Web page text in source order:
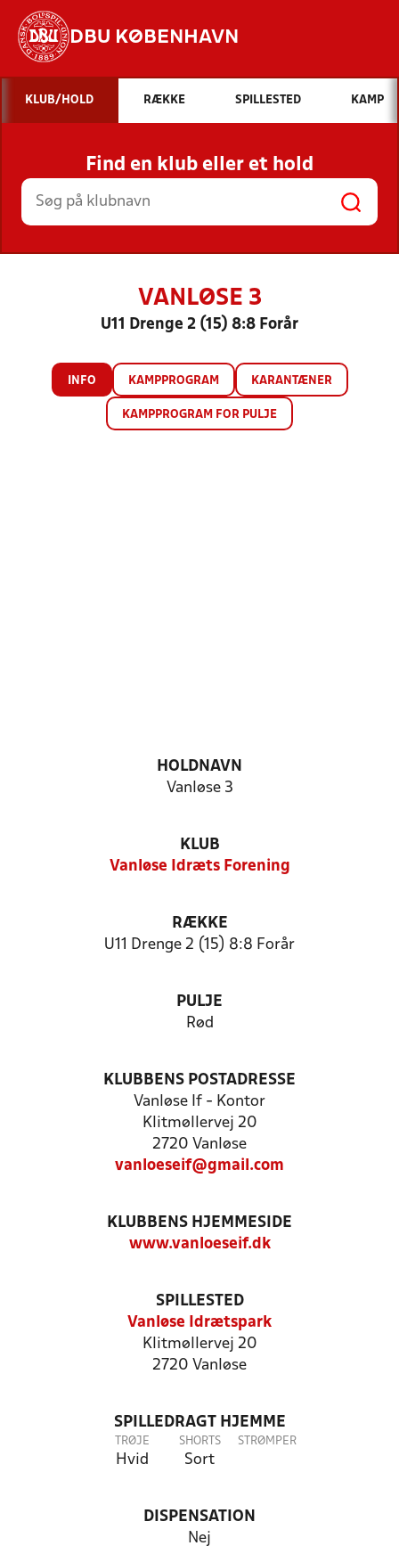
DBU KØBENHAVN
Hvad vil du søge efter?
INDHOLD OG NYHEDER
STILLINGER, RESULTATER, KLUBBER OG
HOLD
KLUB/HOLD RÆKKE SPILLESTED KAMP
Find en klub eller et hold
VANLØSE 3
U11 Drenge 2 (15) 8:8 Forår
INFO KAMPPROGRAM KARANTÆNER
KAMPPROGRAM FOR PULJE
HOLDNAVN
Vanløse 3
KLUB
Vanløse Idræts Forening
RÆKKE
U11 Drenge 2 (15) 8:8 Forår
PULJE
Rød
KLUBBENS POSTADRESSE
Vanløse If - Kontor
Klitmøllervej 20
2720 Vanløse
vanloeseif@gmail.com
KLUBBENS HJEMMESIDE
www.vanloeseif.dk
SPILLESTED
Vanløse Idrætspark
Klitmøllervej 20
2720 Vanløse
SPILLEDRAGT HJEMME
TRØJE
Hvid
SHORTS
Sort
STRØMPER
DISPENSATION
Nej